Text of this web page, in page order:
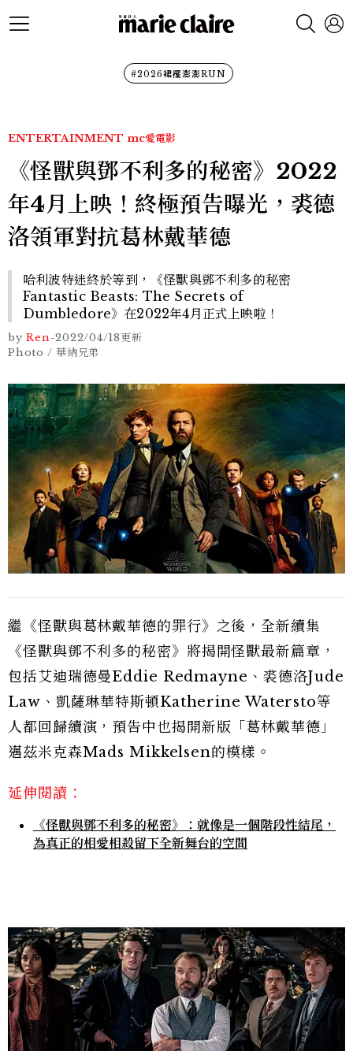
#2026裙襬澎澎RUN
ENTERTAINMENT mc愛電影
《怪獸與鄧不利多的秘密》2022
年4月上映！終極預告曝光，裘德
洛領軍對抗葛林戴華德
哈利波特迷終於等到，《怪獸與鄧不利多的秘密
Fantastic Beasts: The Secrets of
Dumbledore》在2022年4月正式上映啦！
by Ren-2022/04/18更新
Photo / 華納兄弟
繼《怪獸與葛林戴華德的罪行》之後，全新續集
《怪獸與鄧不利多的秘密》將揭開怪獸最新篇章，
包括艾迪瑞德曼Eddie Redmayne、裘德洛Jude
Law、凱薩琳華特斯頓Katherine Watersto等
人都回歸續演，預告中也揭開新版「葛林戴華德」
邁茲米克森Mads Mikkelsen的模樣。
延伸閱讀：
《怪獸與鄧不利多的秘密》：就像是一個階段性結尾，
為真正的相愛相殺留下全新舞台的空間